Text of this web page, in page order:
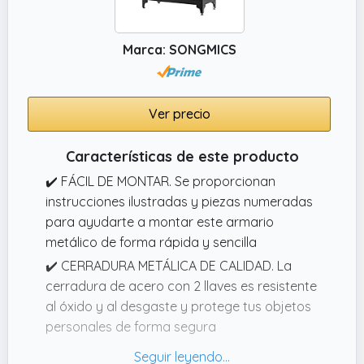
Marca: SONGMICS
Ver precio
Características de este producto
✔️ FÁCIL DE MONTAR. Se proporcionan
instrucciones ilustradas y piezas numeradas
para ayudarte a montar este armario
metálico de forma rápida y sencilla
✔️ CERRADURA METÁLICA DE CALIDAD. La
cerradura de acero con 2 llaves es resistente
al óxido y al desgaste y protege tus objetos
personales de forma segura
✔️ RESISTENTE Y DURADERO. Este armario